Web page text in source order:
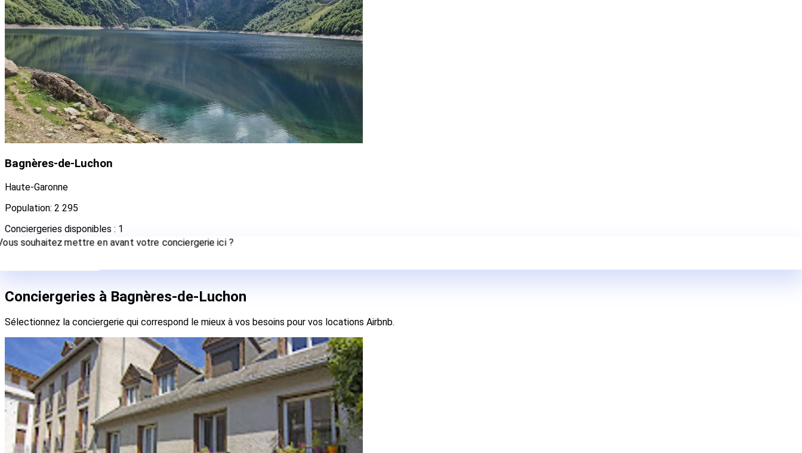
Bagnères-de-Luchon
Haute-Garonne
Population: 2 295
Conciergeries disponibles : 1
Vous souhaitez mettre en avant votre conciergerie ici ?
Contactez-nous
Conciergeries à Bagnères-de-Luchon
Sélectionnez la conciergerie qui correspond le mieux à vos besoins pour vos locations Airbnb.